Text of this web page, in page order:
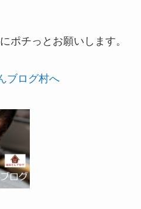
ポチっとお願いします。